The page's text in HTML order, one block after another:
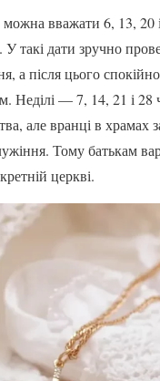
вважати 6, 13, 20
У такі дати зручно
а після цього
Неділі — 7, 14, 21 і
але вранці в храмах
Тому батькам
церкві.